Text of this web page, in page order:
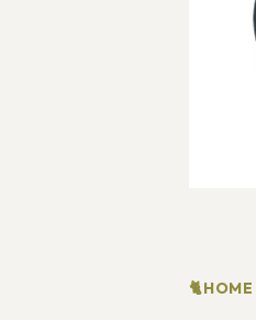
🐈HOME